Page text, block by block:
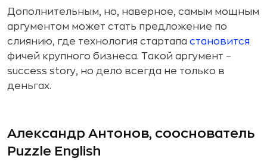
Дополнительным, но, наверное, самым мощным
аргументом может стать предложение по
слиянию, где технология стартапа становится
фичей крупного бизнеса. Такой аргумент –
success story, но дело всегда не только в
деньгах.
Александр Антонов, сооснователь
Puzzle English